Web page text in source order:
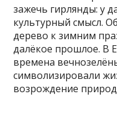
зажечь гирлянды: у
культурный смысл.
дерево к зимним
далёкое прошлое. В
времена
символизировали
возрождение